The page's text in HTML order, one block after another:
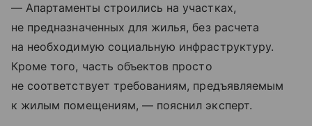
— Апартаменты строились на участках,
не предназначенных для жилья, без расчета
на необходимую социальную инфраструктуру.
Кроме того, часть объектов просто
не соответствует требованиям, предъявляемым
к жилым помещениям, — пояснил эксперт.